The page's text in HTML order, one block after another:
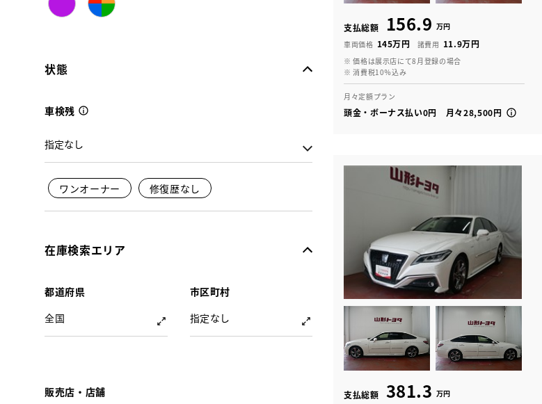
状態
車検残
ワンオーナー 修復歴なし
在庫検索エリア
都道府県
全国
市区町村
指定なし
販売店・店舗
支払総額 156.9 万円
車両価格 145万円 諸費用 11.9万円
※ 価格は展示店にて8月登録の場合
※ 消費税10％込み
月々定額プラン
頭金・ボーナス払い0円 月々28,500円
支払総額 381.3 万円